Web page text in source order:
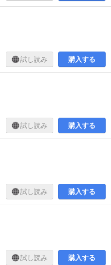
試し読み 購入する
試し読み 購入する
試し読み 購入する
試し読み 購入する